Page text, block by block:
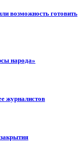
возможность готовить
народа»
журналистов